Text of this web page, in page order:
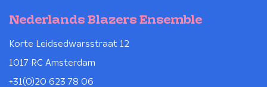
Nederlands Blazers Ensemble
Korte Leidsedwarsstraat 12
1017 RC Amsterdam
+31(0)20 623 78 06